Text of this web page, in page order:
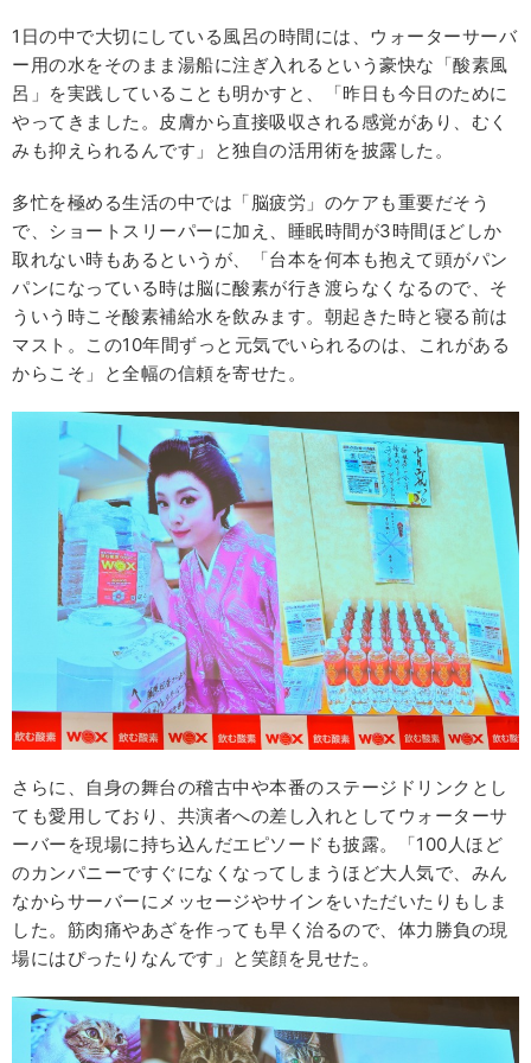
1日の中で大切にしている風呂の時間には、ウォーターサーバ
ー用の水をそのまま湯船に注ぎ入れるという豪快な「酸素風
呂」を実践していることも明かすと、「昨日も今日のために
やってきました。皮膚から直接吸収される感覚があり、むく
みも抑えられるんです」と独自の活用術を披露した。
多忙を極める生活の中では「脳疲労」のケアも重要だそう
で、ショートスリーパーに加え、睡眠時間が3時間ほどしか
取れない時もあるというが、「台本を何本も抱えて頭がパン
パンになっている時は脳に酸素が行き渡らなくなるので、そ
ういう時こそ酸素補給水を飲みます。朝起きた時と寝る前は
マスト。この10年間ずっと元気でいられるのは、これがある
からこそ」と全幅の信頼を寄せた。
さらに、自身の舞台の稽古中や本番のステージドリンクとし
ても愛用しており、共演者への差し入れとしてウォーターサ
ーバーを現場に持ち込んだエピソードも披露。「100人ほど
のカンパニーですぐになくなってしまうほど大人気で、みん
なからサーバーにメッセージやサインをいただいたりもしま
した。筋肉痛やあざを作っても早く治るので、体力勝負の現
場にはぴったりなんです」と笑顔を見せた。